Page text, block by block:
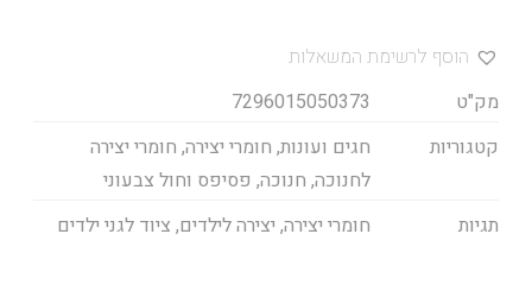
הוסף לרשימת המשאלות
מק"ט
7296015050373
קטגוריות
חגים ועונות, חומרי יצירה, חומרי יצירה
לחנוכה, חנוכה, פסיפס וחול צבעוני
תגיות
חומרי יצירה, יצירה לילדים, ציוד לגני ילדים